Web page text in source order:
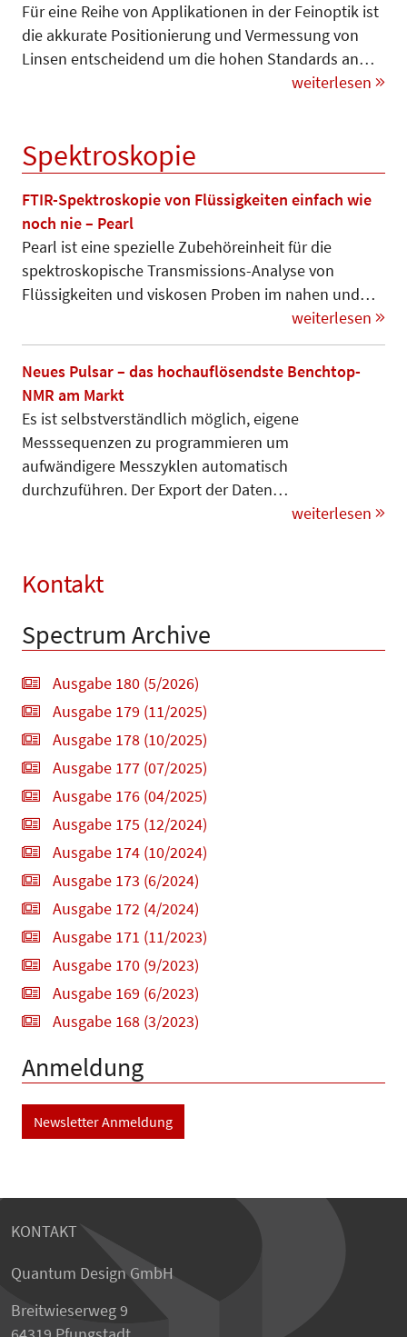
Für eine Reihe von Applikationen in der Feinoptik ist
die akkurate Po­sitionierung und Ver­mes­sung von
Linsen entscheidend um die hohen Standards an…
weiterlesen
Spektroskopie
FTIR-Spektroskopie von Flüssigkeiten einfach wie
noch nie – Pearl
Pearl ist eine spezielle Zubehör­einheit für die
spektroskopische Trans­mis­sions-Analyse von
Flüssig­kei­ten und viskosen Proben im nahen und…
weiterlesen
Neues Pulsar – das hochauflösendste Benchtop-
NMR am Markt
Es ist selbstverständlich möglich, eigene
Messsequenzen zu programmieren um
aufwändigere Mess­zyklen automatisch
durchzuführen. Der Export der Daten…
weiterlesen
Kontakt
Spectrum Archive
Ausgabe 180 (5/2026)
Ausgabe 179 (11/2025)
Ausgabe 178 (10/2025)
Ausgabe 177 (07/2025)
Ausgabe 176 (04/2025)
Ausgabe 175 (12/2024)
Ausgabe 174 (10/2024)
Ausgabe 173 (6/2024)
Ausgabe 172 (4/2024)
Ausgabe 171 (11/2023)
Ausgabe 170 (9/2023)
Ausgabe 169 (6/2023)
Ausgabe 168 (3/2023)
Anmeldung
Newsletter Anmeldung
KONTAKT
Quantum Design GmbH
Breitwieserweg 9